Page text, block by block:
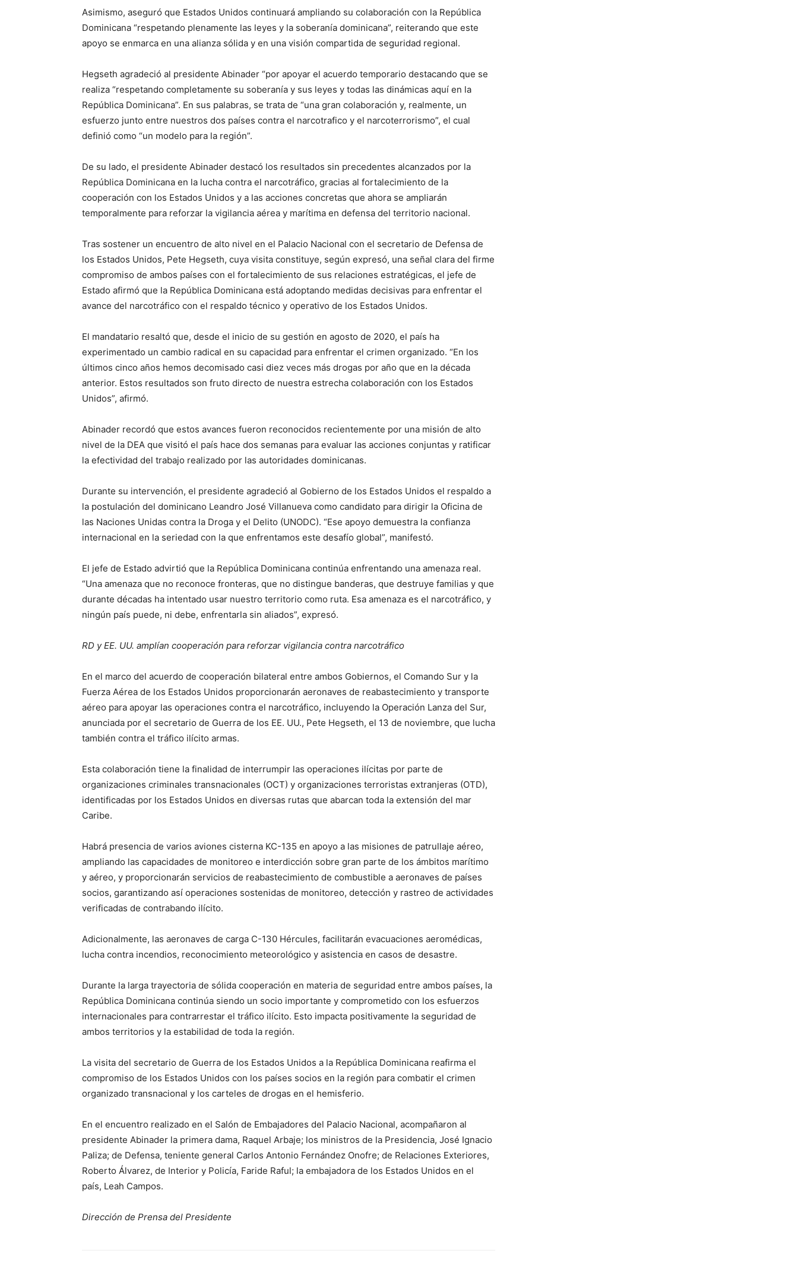
Asimismo, aseguró que Estados Unidos continuará ampliando su colaboración con la República
Dominicana “respetando plenamente las leyes y la soberanía dominicana”, reiterando que este
apoyo se enmarca en una alianza sólida y en una visión compartida de seguridad regional.
Hegseth agradeció al presidente Abinader “por apoyar el acuerdo temporario destacando que se
realiza “respetando completamente su soberanía y sus leyes y todas las dinámicas aquí en la
República Dominicana”. En sus palabras, se trata de “una gran colaboración y, realmente, un
esfuerzo junto entre nuestros dos países contra el narcotrafico y el narcoterrorismo”, el cual
definió como “un modelo para la región”.
De su lado, el presidente Abinader destacó los resultados sin precedentes alcanzados por la
República Dominicana en la lucha contra el narcotráfico, gracias al fortalecimiento de la
cooperación con los Estados Unidos y a las acciones concretas que ahora se ampliarán
temporalmente para reforzar la vigilancia aérea y marítima en defensa del territorio nacional.
Tras sostener un encuentro de alto nivel en el Palacio Nacional con el secretario de Defensa de
los Estados Unidos, Pete Hegseth, cuya visita constituye, según expresó, una señal clara del firme
compromiso de ambos países con el fortalecimiento de sus relaciones estratégicas, el jefe de
Estado afirmó que la República Dominicana está adoptando medidas decisivas para enfrentar el
avance del narcotráfico con el respaldo técnico y operativo de los Estados Unidos.
El mandatario resaltó que, desde el inicio de su gestión en agosto de 2020, el país ha
experimentado un cambio radical en su capacidad para enfrentar el crimen organizado. “En los
últimos cinco años hemos decomisado casi diez veces más drogas por año que en la década
anterior. Estos resultados son fruto directo de nuestra estrecha colaboración con los Estados
Unidos”, afirmó.
Abinader recordó que estos avances fueron reconocidos recientemente por una misión de alto
nivel de la DEA que visitó el país hace dos semanas para evaluar las acciones conjuntas y ratificar
la efectividad del trabajo realizado por las autoridades dominicanas.
Durante su intervención, el presidente agradeció al Gobierno de los Estados Unidos el respaldo a
la postulación del dominicano Leandro José Villanueva como candidato para dirigir la Oficina de
las Naciones Unidas contra la Droga y el Delito (UNODC). “Ese apoyo demuestra la confianza
internacional en la seriedad con la que enfrentamos este desafío global”, manifestó.
El jefe de Estado advirtió que la República Dominicana continúa enfrentando una amenaza real.
“Una amenaza que no reconoce fronteras, que no distingue banderas, que destruye familias y que
durante décadas ha intentado usar nuestro territorio como ruta. Esa amenaza es el narcotráfico, y
ningún país puede, ni debe, enfrentarla sin aliados”, expresó.
RD y EE. UU. amplían cooperación para reforzar vigilancia contra narcotráfico
En el marco del acuerdo de cooperación bilateral entre ambos Gobiernos, el Comando Sur y la
Fuerza Aérea de los Estados Unidos proporcionarán aeronaves de reabastecimiento y transporte
aéreo para apoyar las operaciones contra el narcotráfico, incluyendo la Operación Lanza del Sur,
anunciada por el secretario de Guerra de los EE. UU., Pete Hegseth, el 13 de noviembre, que lucha
también contra el tráfico ilícito armas.
Esta colaboración tiene la finalidad de interrumpir las operaciones ilícitas por parte de
organizaciones criminales transnacionales (OCT) y organizaciones terroristas extranjeras (OTD),
identificadas por los Estados Unidos en diversas rutas que abarcan toda la extensión del mar
Caribe.
Habrá presencia de varios aviones cisterna KC-135 en apoyo a las misiones de patrullaje aéreo,
ampliando las capacidades de monitoreo e interdicción sobre gran parte de los ámbitos marítimo
y aéreo, y proporcionarán servicios de reabastecimiento de combustible a aeronaves de países
socios, garantizando así operaciones sostenidas de monitoreo, detección y rastreo de actividades
verificadas de contrabando ilícito.
Adicionalmente, las aeronaves de carga C-130 Hércules, facilitarán evacuaciones aeromédicas,
lucha contra incendios, reconocimiento meteorológico y asistencia en casos de desastre.
Durante la larga trayectoria de sólida cooperación en materia de seguridad entre ambos países, la
República Dominicana continúa siendo un socio importante y comprometido con los esfuerzos
internacionales para contrarrestar el tráfico ilícito. Esto impacta positivamente la seguridad de
ambos territorios y la estabilidad de toda la región.
La visita del secretario de Guerra de los Estados Unidos a la República Dominicana reafirma el
compromiso de los Estados Unidos con los países socios en la región para combatir el crimen
organizado transnacional y los carteles de drogas en el hemisferio.
En el encuentro realizado en el Salón de Embajadores del Palacio Nacional, acompañaron al
presidente Abinader la primera dama, Raquel Arbaje; los ministros de la Presidencia, José Ignacio
Paliza; de Defensa, teniente general Carlos Antonio Fernández Onofre; de Relaciones Exteriores,
Roberto Álvarez, de Interior y Policía, Faride Raful; la embajadora de los Estados Unidos en el
país, Leah Campos.
Dirección de Prensa del Presidente